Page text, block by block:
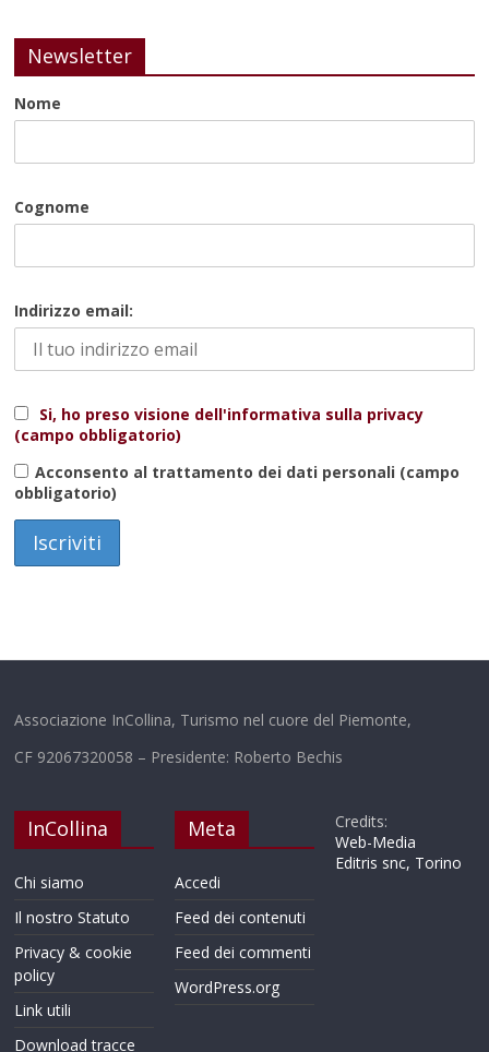
Newsletter
Nome
Cognome
Indirizzo email:
Si, ho preso visione dell'informativa sulla privacy
(campo obbligatorio)
Acconsento al trattamento dei dati personali (campo
obbligatorio)
Associazione InCollina, Turismo nel cuore del Piemonte,
CF 92067320058 – Presidente: Roberto Bechis
InCollina
Chi siamo
Il nostro Statuto
Privacy & cookie
policy
Link utili
Download tracce
Meta
Accedi
Feed dei contenuti
Feed dei commenti
WordPress.org
Credits:
Web-Media
Editris snc, Torino